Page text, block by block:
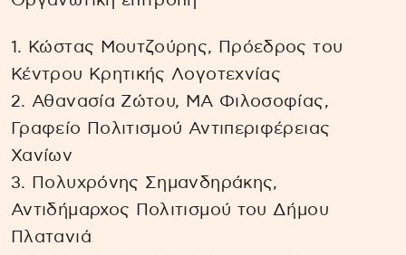
1. Κώστας Μουτζούρης, Πρόεδρος του
Κέντρου Κρητικής Λογοτεχνίας
2. Αθανασία Ζώτου, ΜΑ Φιλοσοφίας,
Γραφείο Πολιτισμού Αντιπεριφέρειας
Χανίων
3. Πολυχρόνης Σημανδηράκης,
Αντιδήμαρχος Πολιτισμού του Δήμου
Πλατανιά